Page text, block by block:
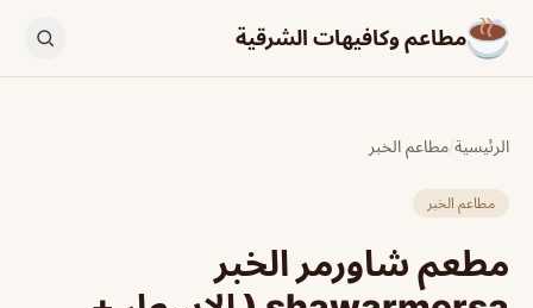
مطاعم وكافيهات الشرقية
الرئيسية/مطاعم الخبر
مطاعم الخبر
مطعم شاورمر الخبر